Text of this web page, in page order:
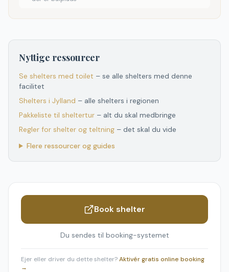
Nyttige ressourcer
Se shelters med toilet – se alle shelters med denne
facilitet
Shelters i Jylland – alle shelters i regionen
Pakkeliste til sheltertur – alt du skal medbringe
Regler for shelter og teltning – det skal du vide
Flere ressourcer og guides
Book shelter
Du sendes til booking-systemet
Ejer eller driver du dette shelter?Aktivér gratis online booking
→